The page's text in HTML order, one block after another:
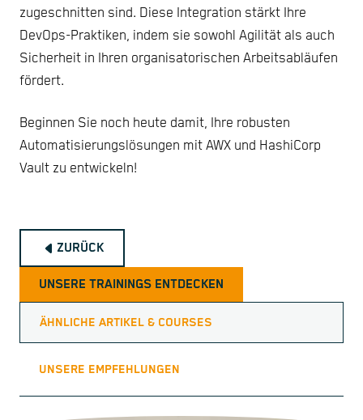
zugeschnitten sind. Diese Integration stärkt Ihre
DevOps-Praktiken, indem sie sowohl Agilität als auch
Sicherheit in Ihren organisatorischen Arbeitsabläufen
fördert.
Beginnen Sie noch heute damit, Ihre robusten
Automatisierungslösungen mit AWX und HashiCorp
Vault zu entwickeln!
ZURÜCK
UNSERE TRAININGS ENTDECKEN
ÄHNLICHE ARTIKEL & COURSES
UNSERE EMPFEHLUNGEN